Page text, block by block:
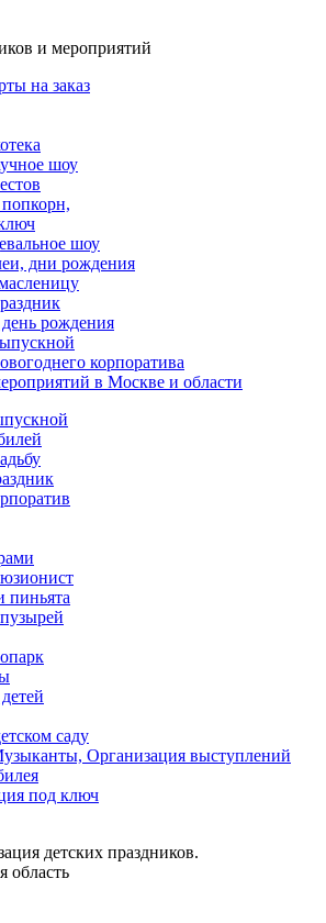
и мероприятий
на заказ
шоу
шоу
дни рождения
рождения
корпоратива
в Москве и области
саду
Организация выступлений
под ключ
детских праздников.
область